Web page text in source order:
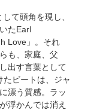
て頭角を現し、
たEarl
Love」。それ
も、家庭、父
出す言葉として
ビートは、ジャ
漂う質感。ラッ
浮かんでは消え